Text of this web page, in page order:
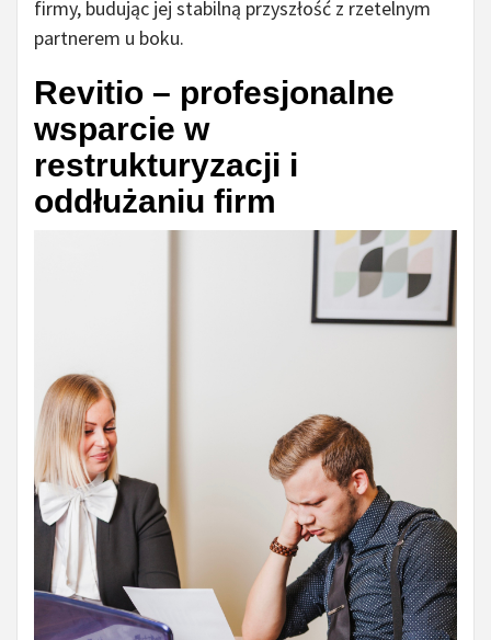
firmy, budując jej stabilną przyszłość z rzetelnym
partnerem u boku.
Revitio – profesjonalne
wsparcie w
restrukturyzacji i
oddłużaniu firm